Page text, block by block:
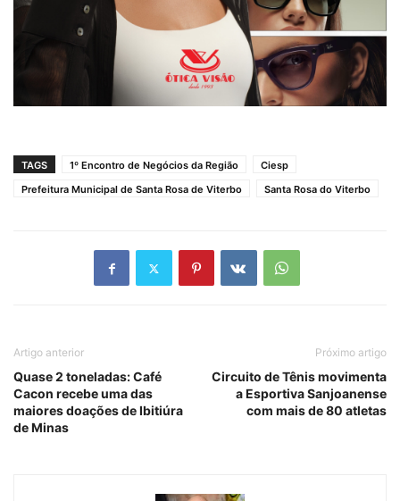
TAGS 1º Encontro de Negócios da Região
Ciesp
Prefeitura Municipal de Santa Rosa de Viterbo
Santa Rosa do Viterbo
Artigo anterior
Quase 2 toneladas: Café
Cacon recebe uma das
maiores doações de Ibitiúra
de Minas
Próximo artigo
Circuito de Tênis movimenta
a Esportiva Sanjoanense
com mais de 80 atletas